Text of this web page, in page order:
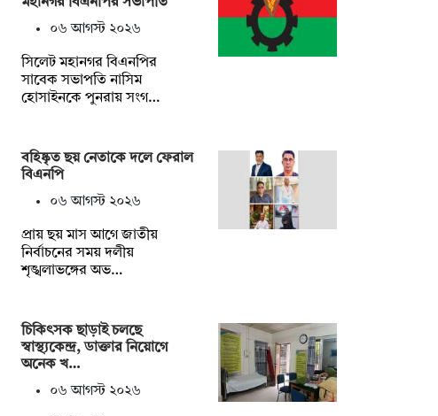
০৬ আগস্ট ২০২৬
সিলেট মহানগর বিএনপির
সাবেক সভাপতি নাসিম
হোসাইনকে পুনরায় সংগ…
বহিষ্কৃত ছয় নেতাকে দলে ফেরাল
বিএনপি
০৬ আগস্ট ২০২৬
প্রায় ছয় মাস আগে জাতীয়
নির্বাচনের সময় দলীয়
শৃঙ্খলাভঙ্গের অভ…
চিকিৎসক ছাড়াই চলছে
স্বাস্থ্যকেন্দ্র, ডাক্তার নিয়োগে
অনেক খ…
০৬ আগস্ট ২০২৬